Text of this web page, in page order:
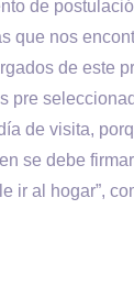
de
que nos
de este
pre
de visita,
se debe
ir al hogar”,